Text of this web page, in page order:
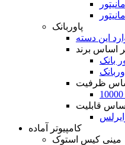
پاوربانک
این دسته
اساس برند
ظرفیت
قابلیت
کامپیوتر آماده
مینی کیس استوک